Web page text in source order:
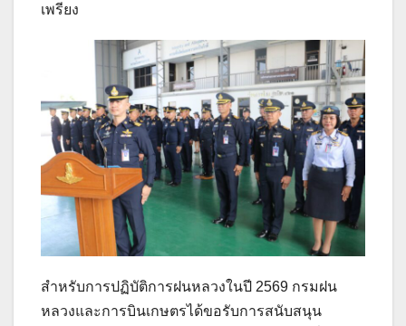
เพรียง
สำหรับการปฏิบัติการฝนหลวงในปี 2569 กรมฝน
หลวงและการบินเกษตรได้ขอรับการสนับสนุน